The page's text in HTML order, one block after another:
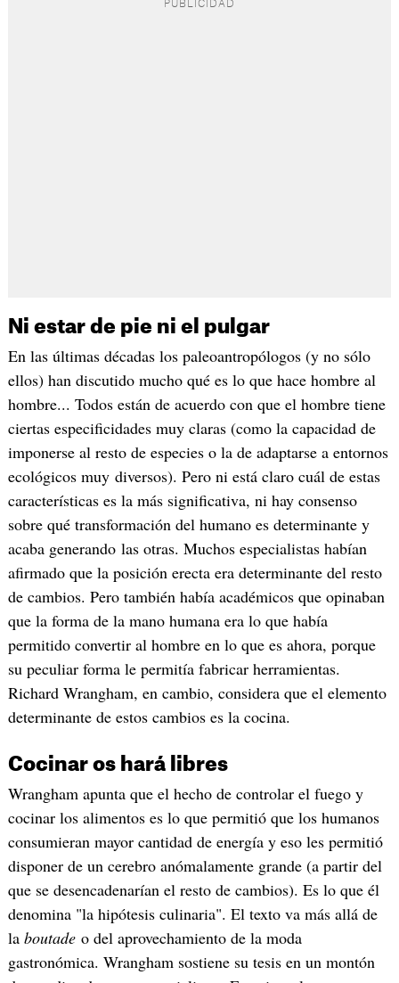
Ni estar de pie ni el pulgar
En las últimas décadas los paleoantropólogos (y no sólo
ellos) han discutido mucho qué es lo que hace hombre al
hombre... Todos están de acuerdo con que el hombre tiene
ciertas especificidades muy claras (como la capacidad de
imponerse al resto de especies o la de adaptarse a entornos
ecológicos muy diversos). Pero ni está claro cuál de estas
características es la más significativa, ni hay consenso
sobre qué transformación del humano es determinante y
acaba generando las otras. Muchos especialistas habían
afirmado que la posición erecta era determinante del resto
de cambios. Pero también había académicos que opinaban
que la forma de la mano humana era lo que había
permitido convertir al hombre en lo que es ahora, porque
su peculiar forma le permitía fabricar herramientas.
Richard Wrangham, en cambio, considera que el elemento
determinante de estos cambios es la cocina.
Cocinar os hará libres
Wrangham apunta que el hecho de controlar el fuego y
cocinar los alimentos es lo que permitió que los humanos
consumieran mayor cantidad de energía y eso les permitió
disponer de un cerebro anómalamente grande (a partir del
que se desencadenarían el resto de cambios). Es lo que él
denomina "la hipótesis culinaria". El texto va más allá de
la boutade o del aprovechamiento de la moda
gastronómica. Wrangham sostiene su tesis en un montón